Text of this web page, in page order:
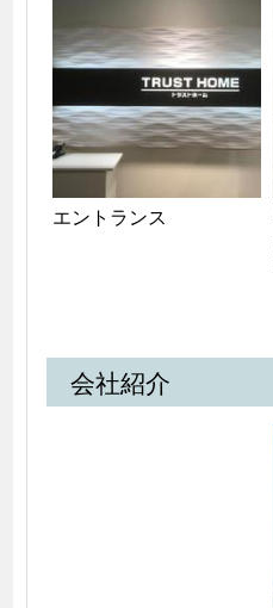
エントランス
会社紹介